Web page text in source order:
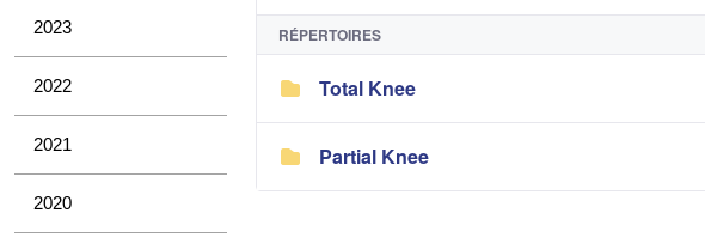
2023
2022
2021
2020
RÉPERTOIRES
Total Knee
Partial Knee